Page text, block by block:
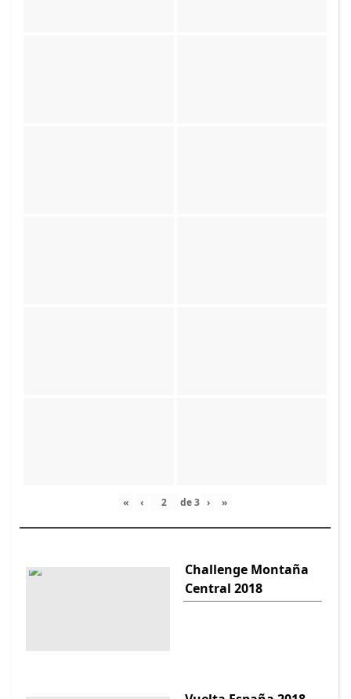
« ‹ de3 › »
Challenge Montaña
Central 2018